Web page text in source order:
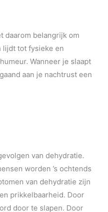
daarom belangrijk om
lijdt tot fysieke en
Wanneer je slaapt
aan je nachtrust een
van dehydratie.
worden ’s ochtends
van dehydratie zijn
prikkelbaarheid. Door
door te slapen. Door